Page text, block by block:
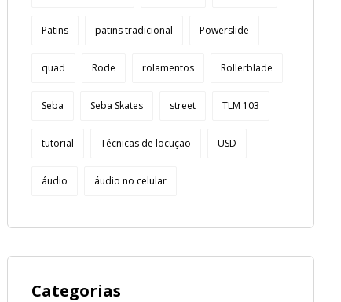
Patins patins tradicional Powerslide
quad Rode rolamentos Rollerblade
Seba Seba Skates street TLM 103
tutorial Técnicas de locução USD
áudio áudio no celular
Categorias